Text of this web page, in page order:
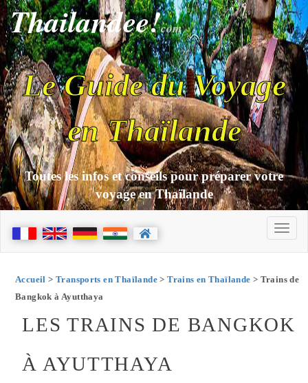
Thailandee!com
Le Guide du Voyage
en Thaïlande
Toutes les infos et conseils pour préparer votre
voyage en Thaïlande
Accueil > Transports en Thaïlande>Trains en Thaïlande > Trains de
Bangkok à Ayutthaya
LES TRAINS DE BANGKOK
À AYUTTHAYA